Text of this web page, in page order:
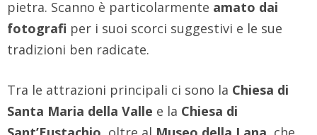
pietra. Scanno è particolarmente amato dai
fotografi per i suoi scorci suggestivi e le sue
tradizioni ben radicate.
Tra le attrazioni principali ci sono la Chiesa di
Santa Maria della Valle e la Chiesa di